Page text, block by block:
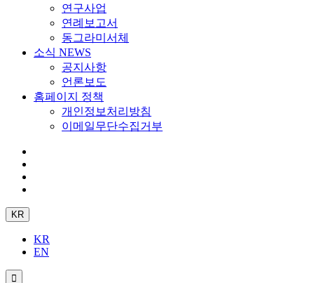
연구사업
연례보고서
동그라미서체
소식 NEWS
공지사항
언론보도
홈페이지 정책
개인정보처리방침
이메일무단수집거부
KR
KR
EN